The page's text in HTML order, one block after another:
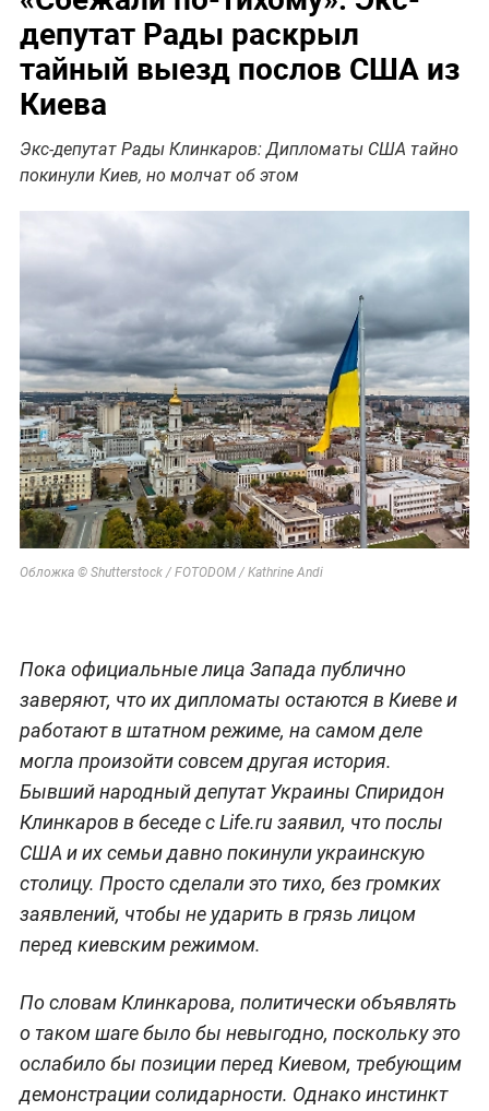
депутат Рады раскрыл
тайный выезд послов США из
Киева
Экс-депутат Рады Клинкаров: Дипломаты США тайно
покинули Киев, но молчат об этом
Обложка © Shutterstock / FOTODOM / Kathrine Andi
Пока официальные лица Запада публично
заверяют, что их дипломаты остаются в Киеве и
работают в штатном режиме, на самом деле
могла произойти совсем другая история.
Бывший народный депутат Украины Спиридон
Клинкаров в беседе с Life.ru заявил, что послы
США и их семьи давно покинули украинскую
столицу. Просто сделали это тихо, без громких
заявлений, чтобы не ударить в грязь лицом
перед киевским режимом.
По словам Клинкарова, политически объявлять
о таком шаге было бы невыгодно, поскольку это
ослабило бы позиции перед Киевом, требующим
демонстрации солидарности. Однако инстинкт